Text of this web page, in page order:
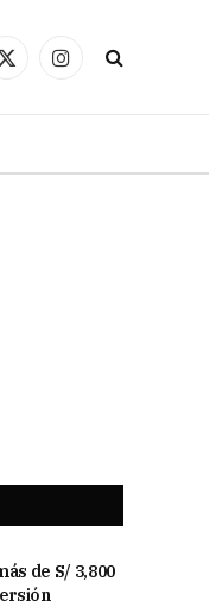
X
Instagram
de S/ 3,800